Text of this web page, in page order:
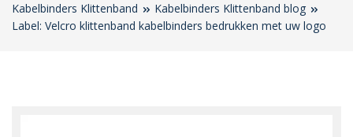
Kabelbinders Klittenband
Kabelbinders Klittenband blog
Label: Velcro klittenband kabelbinders bedrukken met uw logo